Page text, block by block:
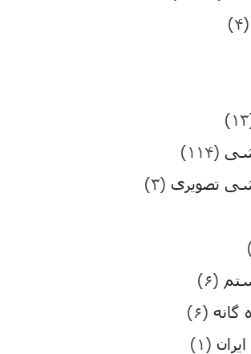
(۴)
(۱۱۴)
تصویری (۳)
(۶)
گانه (۶)
(۱)